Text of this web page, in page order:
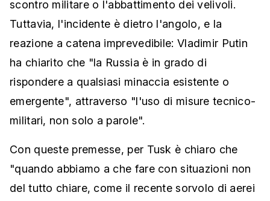
scontro militare o l'abbattimento dei velivoli.
Tuttavia, l'incidente è dietro l'angolo, e la
reazione a catena imprevedibile: Vladimir Putin
ha chiarito che "la Russia è in grado di
rispondere a qualsiasi minaccia esistente o
emergente", attraverso "l'uso di misure tecnico-
militari, non solo a parole".
Con queste premesse, per Tusk è chiaro che
"quando abbiamo a che fare con situazioni non
del tutto chiare, come il recente sorvolo di aerei